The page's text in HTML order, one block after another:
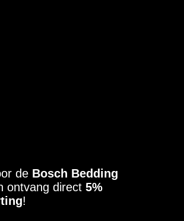
de Bosch Bedding
ontvang direct 5%
!